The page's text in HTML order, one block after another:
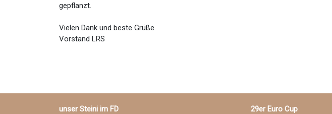
gepflanzt.
Vielen Dank und beste Grüße
Vorstand LRS
unser Steini im FD 29er Euro Cup